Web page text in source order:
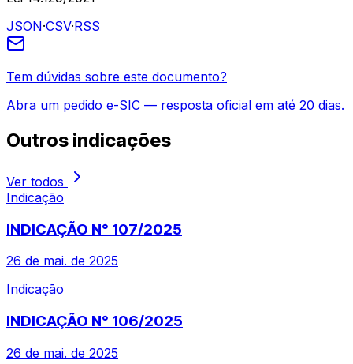
JSON·CSV·RSS
Tem dúvidas sobre este documento?
Abra um pedido e-SIC — resposta oficial em até 20 dias.
Outros indicações
Ver todos
Indicação
INDICAÇÃO N° 107/2025
26 de mai. de 2025
Indicação
INDICAÇÃO N° 106/2025
26 de mai. de 2025